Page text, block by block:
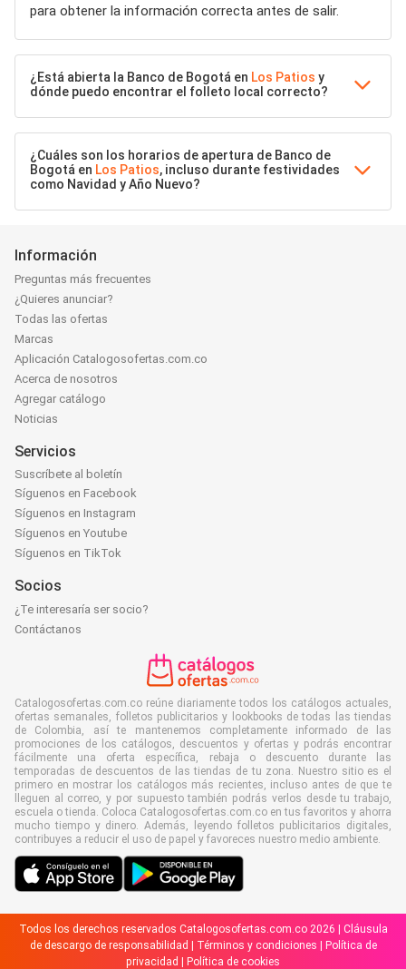
para obtener la información correcta antes de salir.
¿Está abierta la Banco de Bogotá en Los Patios y
dónde puedo encontrar el folleto local correcto?
¿Cuáles son los horarios de apertura de Banco de
Bogotá en Los Patios, incluso durante festividades
como Navidad y Año Nuevo?
Información
Preguntas más frecuentes
¿Quieres anunciar?
Todas las ofertas
Marcas
Aplicación Catalogosofertas.com.co
Acerca de nosotros
Agregar catálogo
Noticias
Servicios
Suscríbete al boletín
Síguenos en Facebook
Síguenos en Instagram
Síguenos en Youtube
Síguenos en TikTok
Socios
¿Te interesaría ser socio?
Contáctanos
Catalogosofertas.com.co reúne diariamente todos los catálogos actuales,
ofertas semanales, folletos publicitarios y lookbooks de todas las tiendas
de Colombia, así te mantenemos completamente informado de las
promociones de los catálogos, descuentos y ofertas y podrás encontrar
fácilmente una oferta específica, rebaja o descuento durante las
temporadas de descuentos de las tiendas de tu zona. Nuestro sitio es el
primero en mostrar los catálogos más recientes, incluso antes de que te
lleguen al correo, y por supuesto también podrás verlos desde tu trabajo,
escuela o tienda. Coloca Catalogosofertas.com.co en tus favoritos y ahorra
mucho tiempo y dinero. Además, leyendo folletos publicitarios digitales,
contribuyes a reducir el uso de papel y favoreces nuestro medio ambiente.
Todos los derechos reservados Catalogosofertas.com.co 2026 | Cláusula
de descargo de responsabilidad
Términos y condiciones
Política de
privacidad
Política de cookies